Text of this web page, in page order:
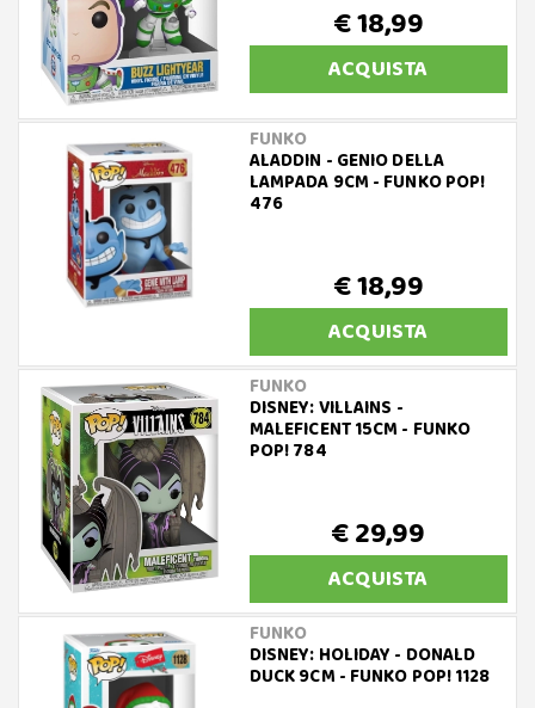
€ 18,99
ACQUISTA
FUNKO
ALADDIN - GENIO DELLA
LAMPADA 9CM - FUNKO POP!
476
€ 18,99
ACQUISTA
FUNKO
DISNEY: VILLAINS -
MALEFICENT 15CM - FUNKO
POP! 784
€ 29,99
ACQUISTA
FUNKO
DISNEY: HOLIDAY - DONALD
DUCK 9CM - FUNKO POP! 1128